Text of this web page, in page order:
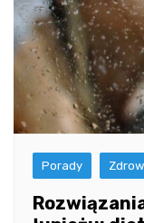
Porady